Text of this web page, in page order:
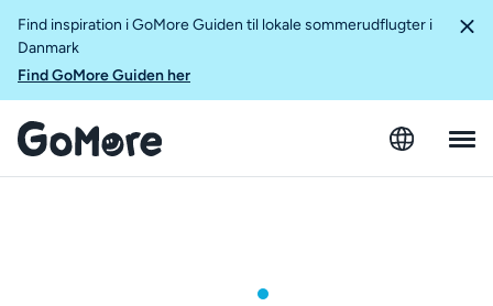
Find inspiration i GoMore Guiden til lokale sommerudflugter i
Danmark
Find GoMore Guiden her